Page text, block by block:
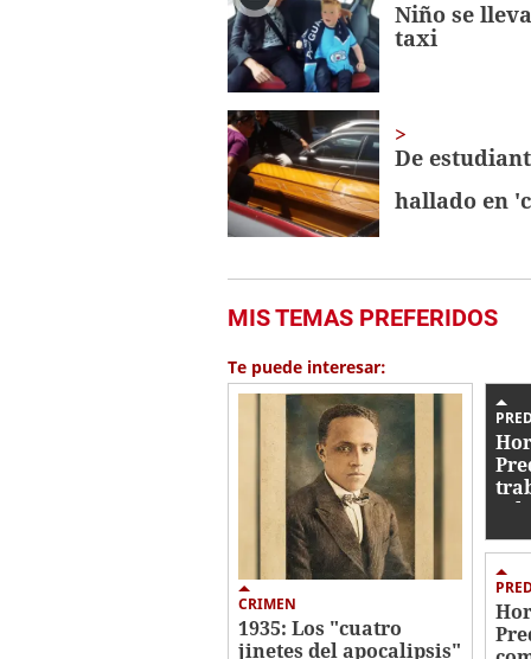
Niño se
taxi
De
hallado en
MIS TEMAS PREFERIDOS
Te puede interesar:
CRIMEN
1935: Los "cuatro
jinetes del apocalipsis"